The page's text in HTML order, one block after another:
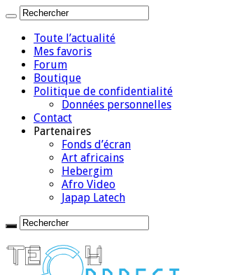
Toute l’actualité
Mes favoris
Forum
Boutique
Politique de confidentialité
Données personnelles
Contact
Partenaires
Fonds d’écran
Art africains
Hebergim
Afro Video
Japap Latech